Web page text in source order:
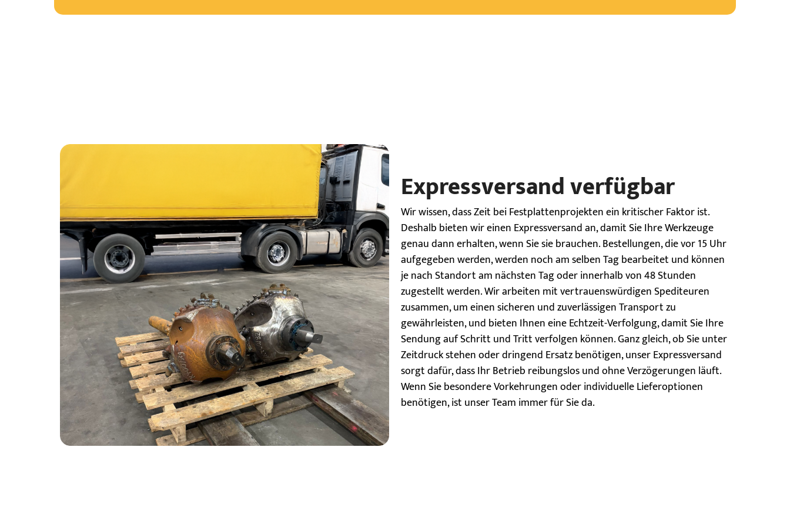
Expressversand verfügbar
Wir wissen, dass Zeit bei Festplattenprojekten ein kritischer Faktor ist.
Deshalb bieten wir einen Expressversand an, damit Sie Ihre Werkzeuge
genau dann erhalten, wenn Sie sie brauchen. Bestellungen, die vor 15 Uhr
aufgegeben werden, werden noch am selben Tag bearbeitet und können
je nach Standort am nächsten Tag oder innerhalb von 48 Stunden
zugestellt werden. Wir arbeiten mit vertrauenswürdigen Spediteuren
zusammen, um einen sicheren und zuverlässigen Transport zu
gewährleisten, und bieten Ihnen eine Echtzeit-Verfolgung, damit Sie Ihre
Sendung auf Schritt und Tritt verfolgen können. Ganz gleich, ob Sie unter
Zeitdruck stehen oder dringend Ersatz benötigen, unser Expressversand
sorgt dafür, dass Ihr Betrieb reibungslos und ohne Verzögerungen läuft.
Wenn Sie besondere Vorkehrungen oder individuelle Lieferoptionen
benötigen, ist unser Team immer für Sie da.